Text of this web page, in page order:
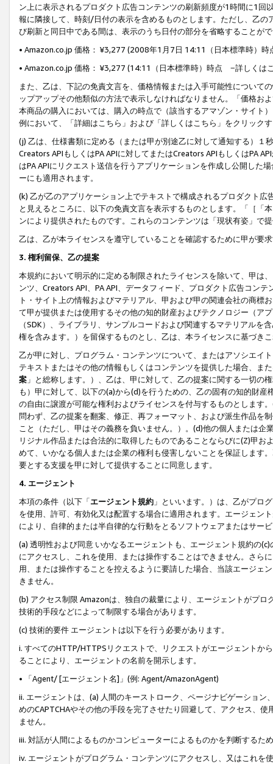
ン上に表示されるプロダクト広告コンテンツの刷新頻度が1時間に1
報に隣接して、時刻/日付の表示を含めるものとします。ただし、乙
び刷新と同日中である間は、表示のうち日付の部分を省略することが
• Amazon.co.jp 価格： ¥3,277 (2008年1月7日 14:11（日本標準時）
• Amazon.co.jp 価格： ¥3,277 (14:11（日本標準時）時点 −詳しくは
また、乙は、下記の免責文言を、価格情報または入手可能性について
ップアップその他類似の方法で表示しなければなりません。「価格
本商品の購入においては、購入の時点で（該当するアマゾン・サイト
例において、「詳細はこちら」および「詳しくはこちら」をクリック
(j) 乙は、仕様書類に定める（または甲が別途乙に対して通知する）
Creators APIもしくはPA APIに対してまたはCreators APIもしくはPA
はPA APIにリクエスト送信を行うアプリケーションを作成し公開した
ーにも適用されます。
(k) 乙が乙のアプリケーション上でテキストで構成されるプロダクト
と見えるところに、以下の免責文言を表示するものとします。「［「
ンにより提供されたものです。これらのコンテンツは「現状有姿」で
乙は、乙が本ライセンスを遵守していることを確認するために甲が要
3. 権利留保、乙の提案
本規約において明示的に定める制限されたライセンスを除いて、甲は
ンツ、Creators API、PA API、データフィード、プロダクト広告コン
ト・サイト上の情報およびマテリアル、甲および甲の関連会社の商
て甲が提供または使用するその他の知的財産およびテクノロジー（ア
（SDK）、ライブラリ、サンプルコードおよび関連するマテリアル
権を含みます。）を留保するものとし、乙は、本ライセンスに基づき
乙が甲に対し、プログラム・コンテンツについて、またはアソシエイ
テキストまたはその他の情報もしくはコンテンツを提供した場合、ま
案 」と総称します。）、乙は、甲に対して、乙の提案に関する一切
も）甲に対して、以下の(a)から(d)を行うための、乙の固有の知的財
の自由に譲渡が可能な権利およびライセンスを付与するものとします
問わず、乙の提案を翻案、修正、再フォーマット、および派生作品を
こと（ただし、甲はその義務を負いません。）。(d)他の個人または
リジナル作品または合法的に取得したものであることならびに(Z)甲
めて、いかなる個人または企業の権利も侵害しないことを保証します
要とする支援を甲に対して提供することに同意します。
4. エージェント
本項の条件（以下「エージェント規約 」といいます。）は、乙がプロ
を使用、許可、有効化又は配置する場合に適用されます。エージェン
により、自律的または半自律的な行動をとるソフトウェアまたはサー
(a) 透明性および同意 いかなるエージェントも、エージェント規約の
にアクセスし、これを使用、または操作することはできません。さら
用、または操作することを控えるように要請した場合、当該エージェ
きません。
(b) アクセス制限 Amazonは、独自の裁量により、エージェントがプ
技術的手段などによって制限する場合があります。
(c) 技術的要件 エージェントは以下を行う必要があります。
i. すべてのHTTP/HTTPSリクエストで、リクエストがエージェントか
ることにより、エージェントの名前を開示します。
• 「Agent/ [エージェント名]」(例: Agent/AmazonAgent)
ii. エージェントは、(a) 人間のキーストローク、ページナビゲーショ
めのCAPTCHAやその他の手段を完了させたり回避して、アクセス、
ません。
iii. 対話が人間によるものかコンピューターによるものかを判断するた
iv. エージェントがプログラム・コンテンツにアクセスし、又はこれ